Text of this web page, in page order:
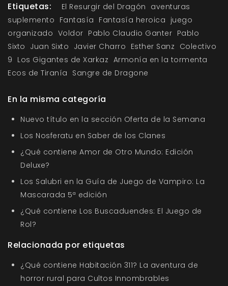
Etiquetas: El Resurgir del Dragón aventuras
suplemento Fantasía Fantasía heroica juego
organizado Voldor Pablo Claudio Ganter Pablo
Sixto Juan Sixto Javier Charro Esther Sanz Colectivo
9 Los Gigantes de Xarkaz Armonía en la tormenta
Ecos de Tiranía Sangre de Dragone
En la misma categoría
Nuevo título en la sección Oferta de la Semana
Los Nosferatu en Saber de los Clanes
¿Qué contiene Amor de Otro Mundo: Edición
Deluxe?
Los Salubri en la Guía de Juego de Vampiro: La
Mascarada 5ª edición
¿Qué contiene Los Buscaduendes: El Juego de
Rol?
Relacionada por etiquetas
¿Qué contiene Habitación 311? La aventura de
horror rural para Cultos Innombrables